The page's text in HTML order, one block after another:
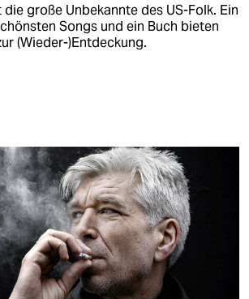
große Unbekannte des US-Folk. Ein
Songs und ein Buch bieten
(Wieder-)Entdeckung.